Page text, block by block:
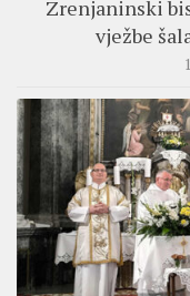
Zrenjaninski
vježbe